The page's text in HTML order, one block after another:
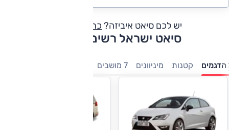
יש לכם סיאט איביזה? כתבו חוות דעת
סיאט ישראל רשימת דגמים
הדגמים קטנות מיניוונים 7 מושבים